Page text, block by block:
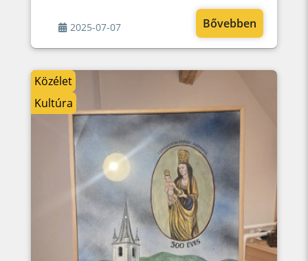
2025-07-07 Bővebben
Közélet
Kultúra